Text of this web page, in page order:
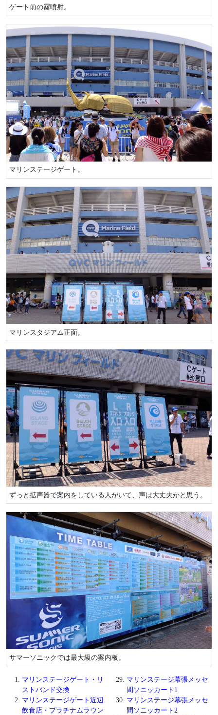
ゲート前の霧噴射。
マリンステージゲート。
マリンスタジアム正面。
ずっと拡声器で案内をしている人がいて、声は大丈夫かと思う。
サマーソニックでは最大級の案内板。
マリンステージゲート・リ
ストバンド交換
マリンステージゲート近辺
飲食店・プラチナムラウン
マリンステージ幕張メッセ
間ソニッカート1
マリンステージ幕張メッセ
間ソニッカート2